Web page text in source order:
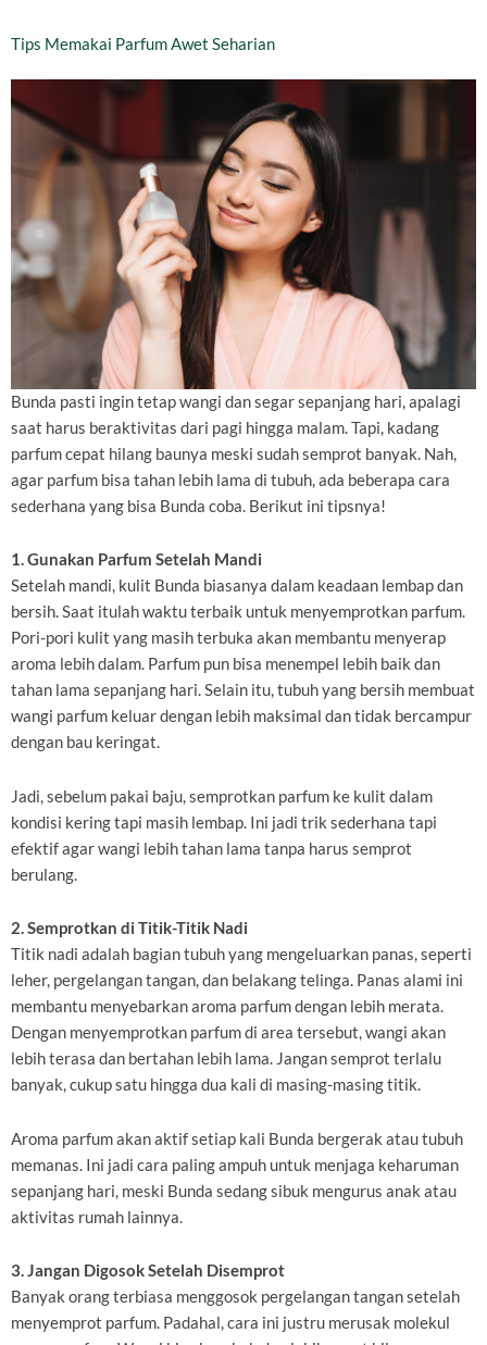
Tips Memakai Parfum Awet Seharian
Bunda pasti ingin tetap wangi dan segar sepanjang hari, apalagi
saat harus beraktivitas dari pagi hingga malam. Tapi, kadang
parfum cepat hilang baunya meski sudah semprot banyak. Nah,
agar parfum bisa tahan lebih lama di tubuh, ada beberapa cara
sederhana yang bisa Bunda coba. Berikut ini tipsnya!
1. Gunakan Parfum Setelah Mandi
Setelah mandi, kulit Bunda biasanya dalam keadaan lembap dan
bersih. Saat itulah waktu terbaik untuk menyemprotkan parfum.
Pori-pori kulit yang masih terbuka akan membantu menyerap
aroma lebih dalam. Parfum pun bisa menempel lebih baik dan
tahan lama sepanjang hari. Selain itu, tubuh yang bersih membuat
wangi parfum keluar dengan lebih maksimal dan tidak bercampur
dengan bau keringat.
Jadi, sebelum pakai baju, semprotkan parfum ke kulit dalam
kondisi kering tapi masih lembap. Ini jadi trik sederhana tapi
efektif agar wangi lebih tahan lama tanpa harus semprot
berulang.
2. Semprotkan di Titik-Titik Nadi
Titik nadi adalah bagian tubuh yang mengeluarkan panas, seperti
leher, pergelangan tangan, dan belakang telinga. Panas alami ini
membantu menyebarkan aroma parfum dengan lebih merata.
Dengan menyemprotkan parfum di area tersebut, wangi akan
lebih terasa dan bertahan lebih lama. Jangan semprot terlalu
banyak, cukup satu hingga dua kali di masing-masing titik.
Aroma parfum akan aktif setiap kali Bunda bergerak atau tubuh
memanas. Ini jadi cara paling ampuh untuk menjaga keharuman
sepanjang hari, meski Bunda sedang sibuk mengurus anak atau
aktivitas rumah lainnya.
3. Jangan Digosok Setelah Disemprot
Banyak orang terbiasa menggosok pergelangan tangan setelah
menyemprot parfum. Padahal, cara ini justru merusak molekul